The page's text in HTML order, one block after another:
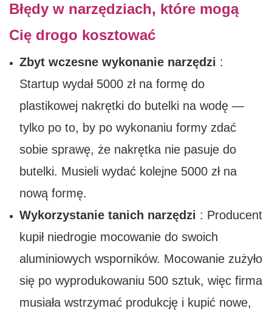
Błędy w narzędziach, które mogą
Cię drogo kosztować
Zbyt wczesne wykonanie narzędzi :
Startup wydał 5000 zł na formę do
plastikowej nakrętki do butelki na wodę —
tylko po to, by po wykonaniu formy zdać
sobie sprawę, że nakrętka nie pasuje do
butelki. Musieli wydać kolejne 5000 zł na
nową formę.
Wykorzystanie tanich narzędzi : Producent
kupił niedrogie mocowanie do swoich
aluminiowych wsporników. Mocowanie zużyło
się po wyprodukowaniu 500 sztuk, więc firma
musiała wstrzymać produkcję i kupić nowe,